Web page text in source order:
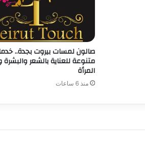
صالون لمسات بيروت بجدة..
متنوعة للعناية بالشعر والبشرة
المرأة
منذ 6 ساعات